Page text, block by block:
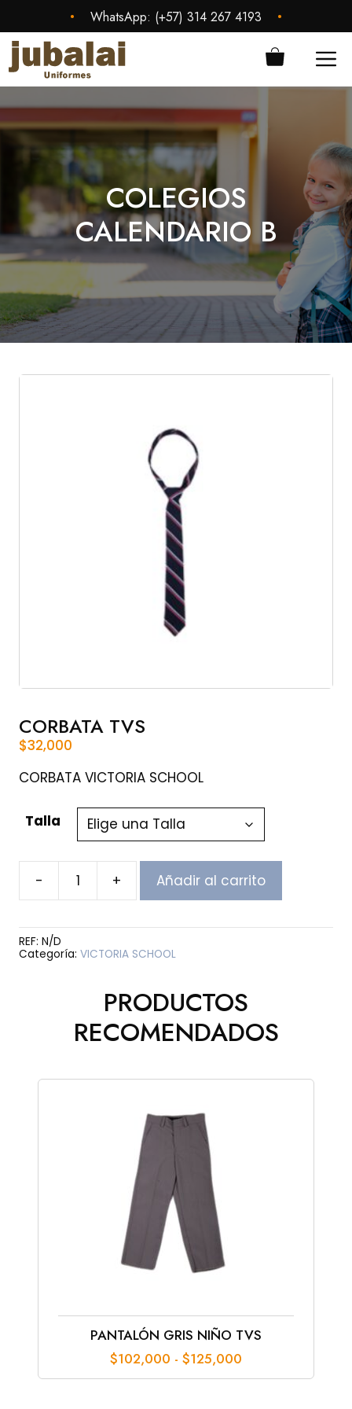
contenido
• WhatsApp: (+57) 314 267 4193 •
COLEGIOS
CALENDARIO B
CORBATA TVS
$32,000
CORBATA VICTORIA SCHOOL
Talla
-
CORBATA
TVS
+ Añadir al carrito
REF: N/D
Categoría: VICTORIA SCHOOL
PRODUCTOS
RECOMENDADOS
PANTALÓN GRIS NIÑO TVS
$102,000 - $125,000
de